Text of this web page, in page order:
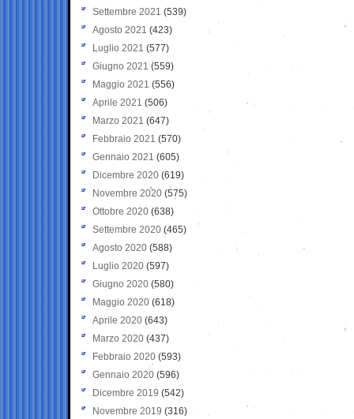
Settembre 2021 (539)
Agosto 2021 (423)
Luglio 2021 (577)
Giugno 2021(559)
Maggio 2021 (556)
Aprile 2021 (506)
Marzo 2021 (647)
Febbraio 2021 (570)
Gennaio 2021 (605)
Dicembre 2020 (619)
Novembre 2020 (575)
Ottobre 2020 (638)
Settembre 2020(465)
Agosto 2020 (588)
Luglio 2020 (597)
Giugno 2020 (580)
Maggio 2020 (618)
Aprile 2020 (643)
Marzo 2020 (437)
Febbraio 2020 (593)
Gennaio 2020 (596)
Dicembre 2019 (542)
Novembre 2019 (316)